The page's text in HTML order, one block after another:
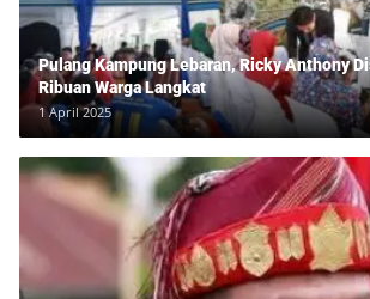
Pulang Kampung Lebaran, Ricky Anthony
Ribuan Warga Langkat
1 April 2025